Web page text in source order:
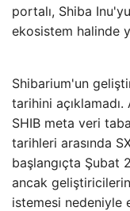
portalı, Shiba
ekosistem halinde
Shibarium'un
tarihini
SHIB meta veri
tarihleri ​​arasında
başlangıçta Şubat
ancak
istemesi nedeniyle